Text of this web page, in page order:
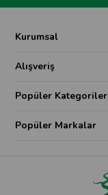
Kurumsal
Alışveriş
Popüler Kategoriler
Popüler Markalar